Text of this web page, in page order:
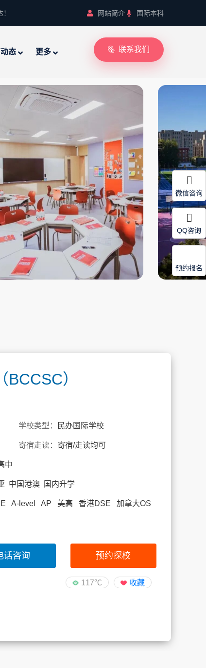
网站简介 国际本科
态 更多 联系我们
）
学校类型： 民办国际学校
寄宿走读： 寄宿/走读均可
中
中国港澳 国内升学
A-level AP 美高 香港DSE 加拿大OS
话咨询 预约探校
117℃ 收藏
微信咨询
QQ咨询
预约报名